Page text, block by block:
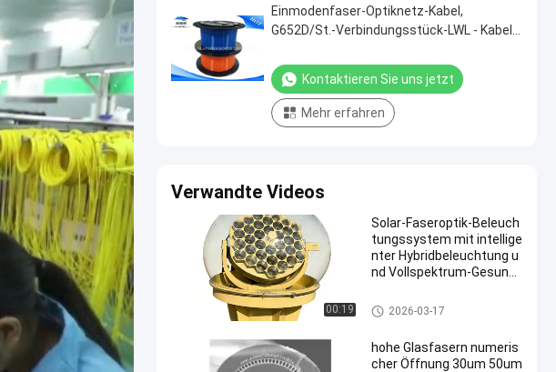
Einmodenfaser-Optiknetz-Kabel,
G652D/St.-Verbindungsstück-LWL - Kabel-
Kontaktieren Sie uns jetzt
Mehr erfahren
Verwandte Videos
00:19
Solar-Faseroptik-Beleuch
tungssystem mit intellige
nter Hybridbeleuchtung u
nd Vollspektrum-Gesund
Bloße Glasfaser
2026-03-17
hohe Glasfasern numeris
cher Öffnung 30um 50um